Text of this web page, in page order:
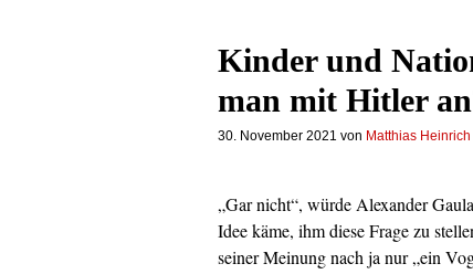
Kinder und
man mit Hitler
30. November 2021 von Matthias Heinrich
„Gar nicht“, würde Alexander
Idee käme, ihm diese Frage zu
seiner Meinung nach ja nur „ein